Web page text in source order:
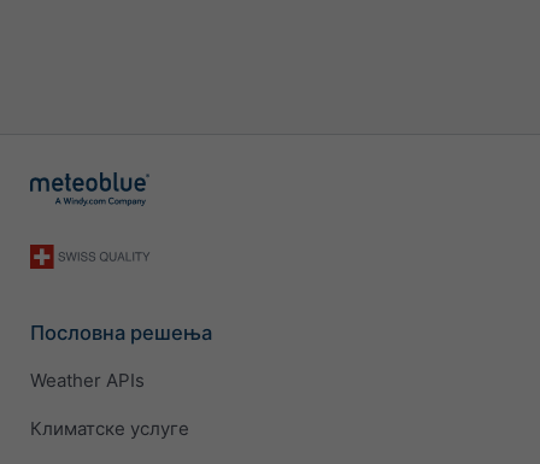
Пословна решења
Weather APIs
Климатске услуге